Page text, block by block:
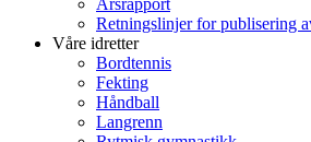
Årsrapport
Retningslinjer for publisering
Våre idretter
Bordtennis
Fekting
Håndball
Langrenn